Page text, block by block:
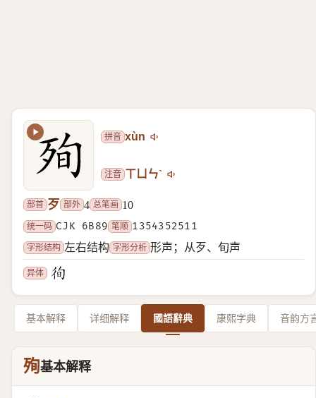
拼音 xùn
注音 ㄒㄩㄣˋ
部首 歹 部外 4 总笔画 10
统一码 CJK 6B89 笔顺 1354352511
字形结构 左右结构 字形分析 形声；从歹、旬声
异体
基本解释 详细解释 國語辭典 康熙字典 音韵方
殉基本解释